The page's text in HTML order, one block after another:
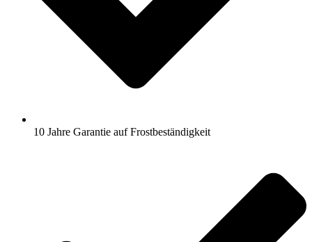
10 Jahre Garantie auf Frostbeständigkeit